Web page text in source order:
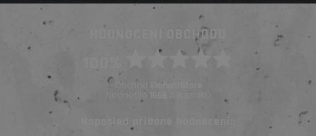
HODNOCENÍ OBCHODU
Obchod ElementStore
hodnotilo
Naposled přidané hodnocení::